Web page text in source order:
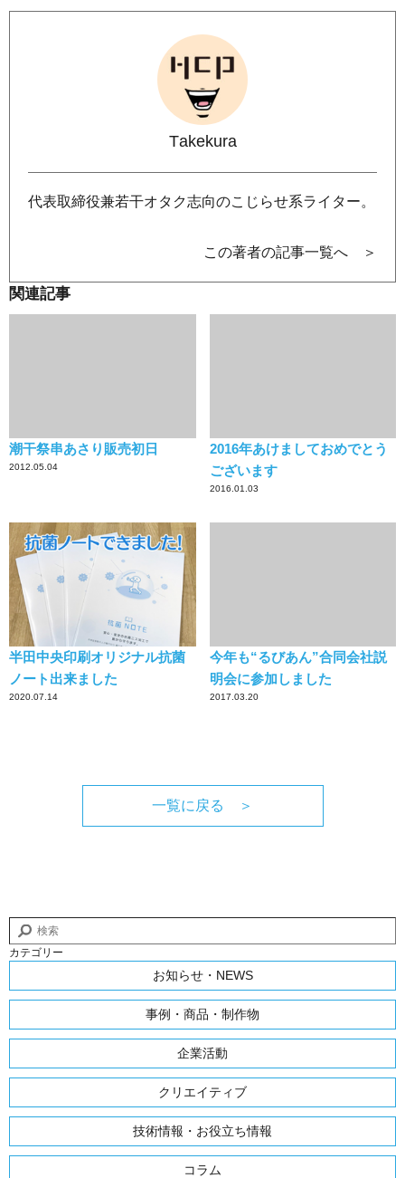
Takekura
代表取締役兼若干オタク志向のこじらせ系ライター。
この著者の記事一覧へ ＞
関連記事
潮干祭串あさり販売初日
2012.05.04
2016年あけましておめでとう
ございます
2016.01.03
半田中央印刷オリジナル抗菌
ノート出来ました
2020.07.14
今年も“るびあん”合同会社説
明会に参加しました
2017.03.20
一覧に戻る ＞
カテゴリー
お知らせ・NEWS
事例・商品・制作物
企業活動
クリエイティブ
技術情報・お役立ち情報
コラム